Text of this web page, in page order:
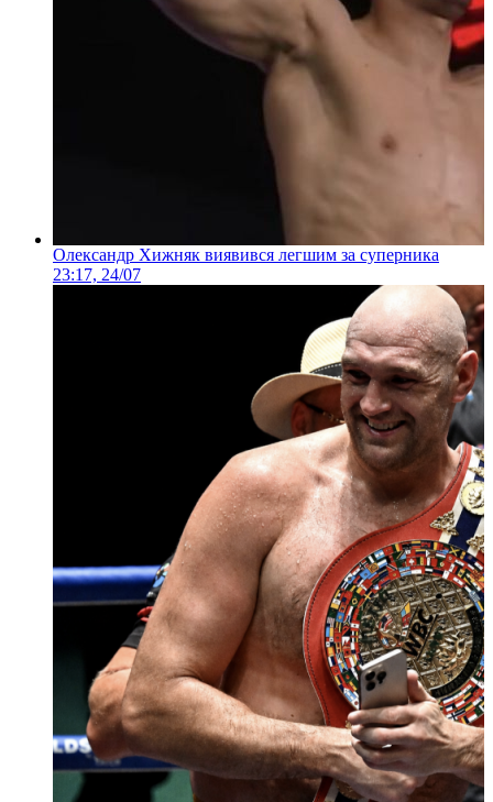
Олександр Хижняк виявився легшим за суперника
23:17, 24/07